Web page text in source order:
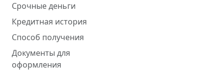
Срочные деньги
Кредитная история
Способ получения
Документы для
оформления